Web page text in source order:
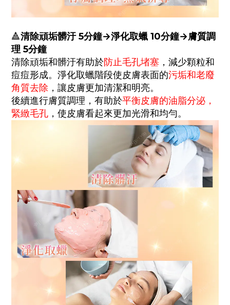
🔺清除頑垢髒汙5分鐘→淨化取蠟 10分鐘→膚質調
理 5分鐘
清除頑垢和髒汙有助於防止毛孔堵塞 ，減少顆粒和
痘痘形成。 淨化取蠟階段使皮膚表面的污垢和老廢
角質去除 ，讓皮膚更加清潔和明亮。
後續進行膚質調理，有助於平衡皮膚的油脂分泌，
緊緻毛孔 ，使皮膚看起來更加光滑和均勻。